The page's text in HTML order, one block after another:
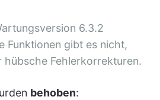
6.3.2
Funktionen gibt es nicht,
hübsche Fehlerkorrekturen.
behoben: